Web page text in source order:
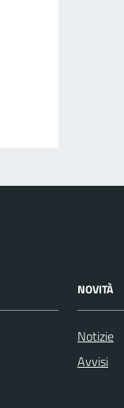
NOVITÀ
Notizie
Avvisi